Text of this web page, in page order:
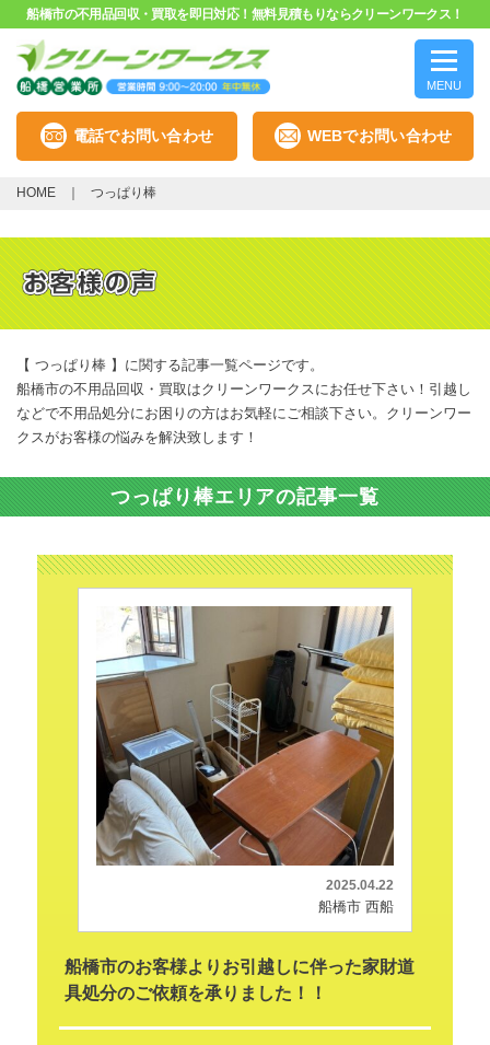
船橋市の不用品回収・買取を即日対応！無料見積もりならクリーンワークス！
MENU
電話でお問い合わせ WEBでお問い合わせ
HOME つっぱり棒
【 つっぱり棒 】に関する記事一覧ページです。
船橋市の不用品回収・買取はクリーンワークスにお任せ下さい！引越し
などで不用品処分にお困りの方はお気軽にご相談下さい。クリーンワー
クスがお客様の悩みを解決致します！
つっぱり棒エリアの記事一覧
2025.04.22
船橋市 西船
船橋市のお客様よりお引越しに伴った家財道
具処分のご依頼を承りました！！